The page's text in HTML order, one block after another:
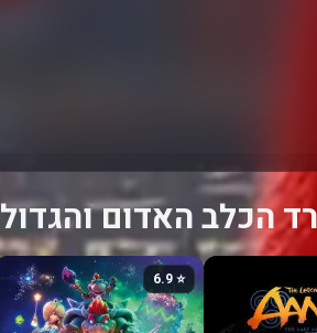
הכלב האדום והגדול
⭐ 6.9